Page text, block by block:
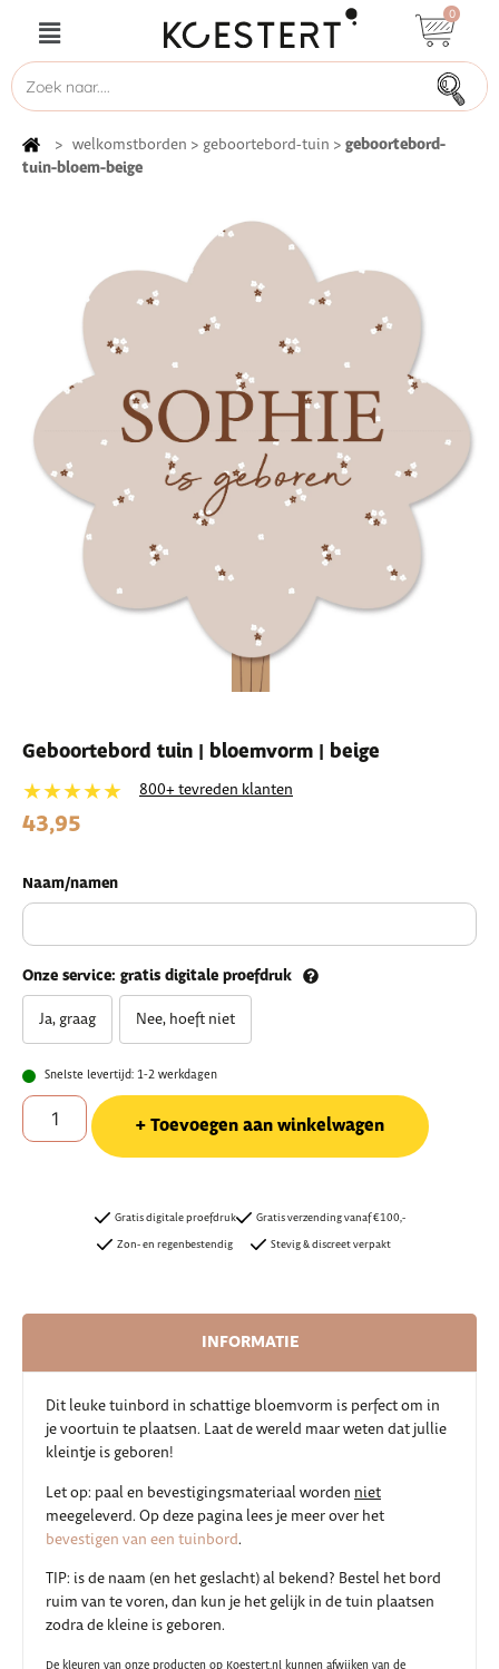
0
> welkomstborden > geboortebord-tuin > geboortebord-
tuin-bloem-beige
Geboortebord tuin | bloemvorm | beige
★★★★★ 800+ tevreden klanten
43,95
Naam/namen
Onze service: gratis digitale proefdruk
Ja, graag Nee, hoeft niet
Snelste levertijd: 1-2 werkdagen
Toevoegen aan winkelwagen
Gratis digitale proefdruk
Zon- en regenbestendig
Gratis verzending vanaf €100,-
Stevig & discreet verpakt
INFORMATIE
Dit leuke tuinbord in schattige bloemvorm is perfect om in
je voortuin te plaatsen. Laat de wereld maar weten dat jullie
kleintje is geboren!
Let op: paal en bevestigingsmateriaal worden niet
meegeleverd. Op deze pagina lees je meer over het
bevestigen van een tuinbord.
TIP: is de naam (en het geslacht) al bekend? Bestel het bord
ruim van te voren, dan kun je het gelijk in de tuin plaatsen
zodra de kleine is geboren.
De kleuren van onze producten op Koestert.nl kunnen afwijken van de